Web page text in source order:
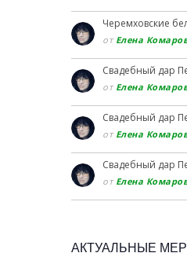
Черемховские
от Елена
Свадебный дар
от Елена
Свадебный дар
от Елена
Свадебный дар
от Елена
АКТУАЛЬНЫЕ